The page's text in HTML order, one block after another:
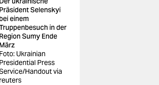
Präsident Selenskyi
einem
in der
Region Sumy Ende
März
Foto: Ukrainian
Presidential Press
Handout via
reuters